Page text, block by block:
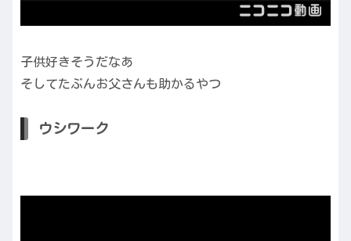
子供好きそうだなあ
そしてたぶんお父さんも助かるやつ
ウシワーク